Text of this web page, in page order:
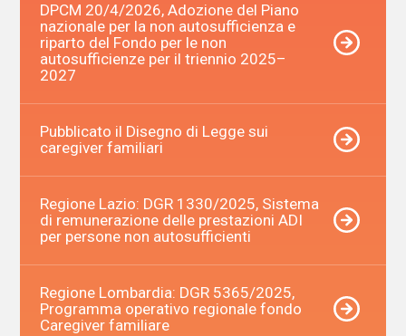
DPCM 20/4/2026, Adozione del Piano
nazionale per la non autosufficienza e
riparto del Fondo per le non
autosufficienze per il triennio 2025–
2027
Pubblicato il Disegno di Legge sui
caregiver familiari
Regione Lazio: DGR 1330/2025, Sistema
di remunerazione delle prestazioni ADI
per persone non autosufficienti
Regione Lombardia: DGR 5365/2025,
Programma operativo regionale fondo
Caregiver familiare